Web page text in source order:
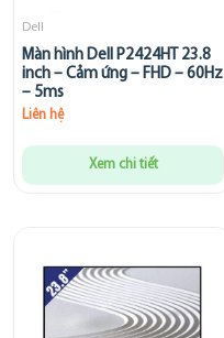
Dell
Màn hình Dell P2424HT 23.8
inch – Cảm ứng – FHD – 60Hz
– 5ms
Liên hệ
Xem chi tiết